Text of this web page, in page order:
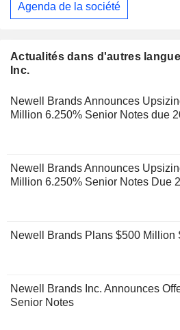
Actualités dans d'autres
Inc.
Newell Brands Announces
Million 6.250% Senior Notes due
Newell Brands Announces
Million 6.250% Senior Notes Due
Newell Brands Plans $500 Million
Newell Brands Inc. Announces
Senior Notes
Agenda de la société